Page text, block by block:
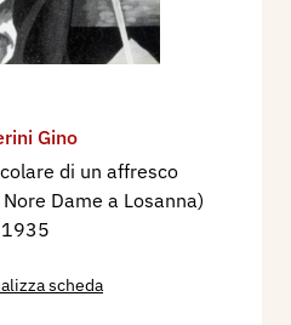
Gino
di un affresco
Dame a Losanna)
scheda